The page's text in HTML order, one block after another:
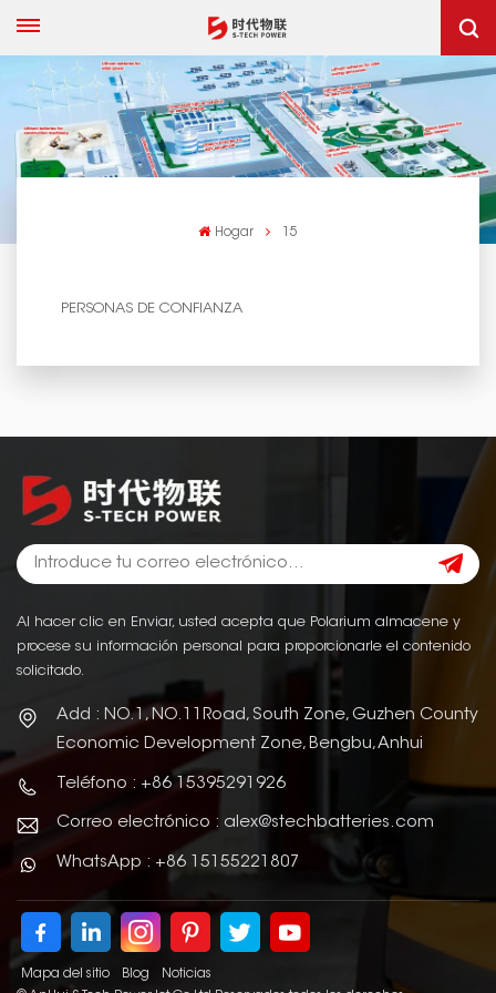
Hogar 15
PERSONAS DE CONFIANZA
Al hacer clic en Enviar, usted acepta que Polarium almacene y
procese su información personal para proporcionarle el contenido
solicitado.
Add : NO.1, NO.11Road, South Zone, Guzhen County
Economic Development Zone, Bengbu, Anhui
Teléfono : +86 15395291926
Correo electrónico : alex@stechbatteries.com
WhatsApp : +86 15155221807
Mapa del sitio Blog
Noticias